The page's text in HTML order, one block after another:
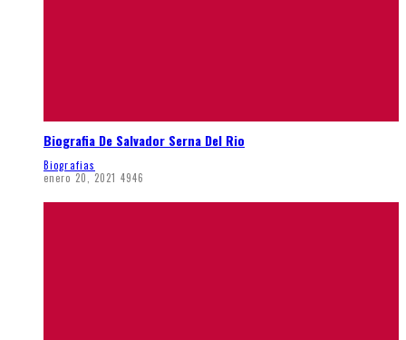
Biografia De Salvador Serna Del Rio
Biografias
enero 20, 2021 4946